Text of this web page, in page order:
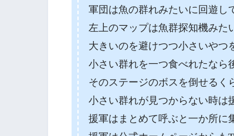
軍団は魚の群れみたいに回遊し
左上のマップは魚群探知機みた
大きいのを避けつつ小さいやつ
小さい群れを一つ食べれたなら
そのステージのボスを倒せるく
小さい群れが見つからない時は
援軍はまとめて呼ぶと一か所に